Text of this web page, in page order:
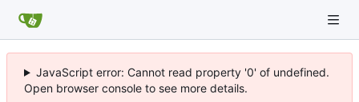
JavaScript error: Cannot read property '0' of undefined.
Open browser console to see more details.